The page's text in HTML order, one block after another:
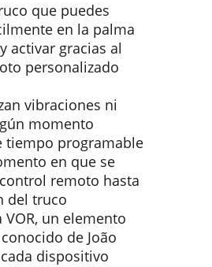
que puedes
en la palma
activar gracias al
personalizado
vibraciones ni
momento
tiempo programable
en que se
remoto hasta
del truco
VOR, un elemento
de João
dispositivo